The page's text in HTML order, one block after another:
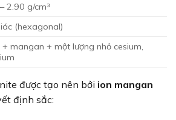
2.90 g/cm³
(hexagonal)
+ mangan + một lượng nhỏ cesium,
được tạo nên bởi ion mangan
định sắc: